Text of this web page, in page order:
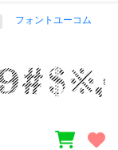
フォントユーコム